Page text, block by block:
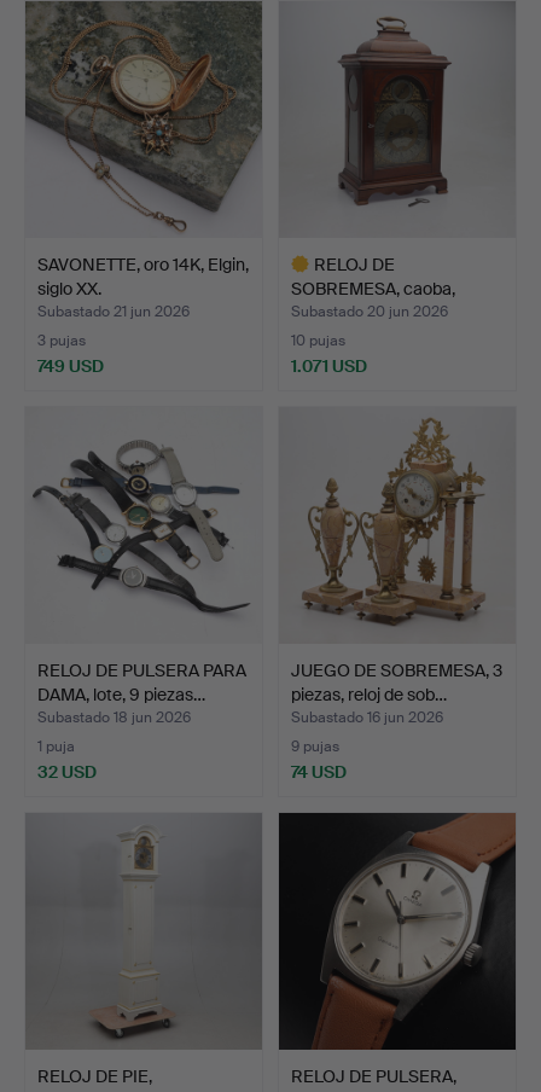
SAVONETTE, oro 14K, Elgin,
siglo XX.
Subastado 21 jun 2026
3 pujas
749 USD
RELOJ DE
SOBREMESA, caoba,
georgiano, Thom…
Subastado 20 jun 2026
10 pujas
1.071 USD
RELOJ DE PULSERA PARA
DAMA, lote, 9 piezas…
Subastado 18 jun 2026
1 puja
32 USD
JUEGO DE SOBREMESA, 3
piezas, reloj de sob…
Subastado 16 jun 2026
9 pujas
74 USD
RELOJ DE PIE,
RELOJ DE PULSERA,